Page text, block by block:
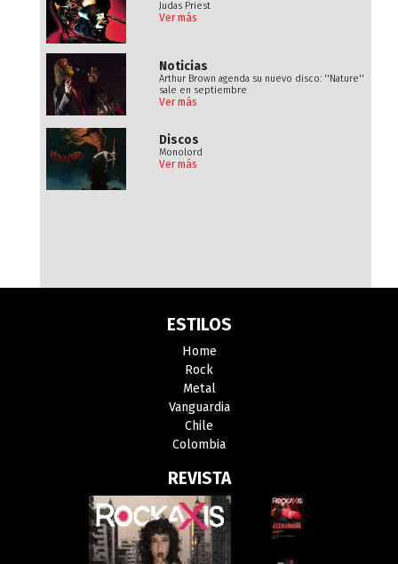
Judas Priest
Ver más
Noticias
Arthur Brown agenda su nuevo disco: ''Nature''
sale en septiembre
Ver más
Discos
Monolord
Ver más
ESTILOS
Home
Rock
Metal
Vanguardia
Chile
Colombia
REVISTA